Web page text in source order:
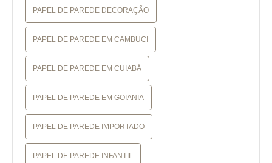
PAPEL DE PAREDE DECORAÇÃO
PAPEL DE PAREDE EM CAMBUCI
PAPEL DE PAREDE EM CUIABÁ
PAPEL DE PAREDE EM GOIANIA
PAPEL DE PAREDE IMPORTADO
PAPEL DE PAREDE INFANTIL